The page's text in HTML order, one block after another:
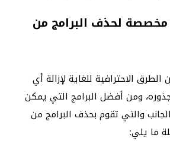
لحذف البرامج من
الاحترافية للغاية لإزالة أي
ومن أفضل البرامج التي يمكن
والتي تقوم بحذف البرامج من
ما يلي: